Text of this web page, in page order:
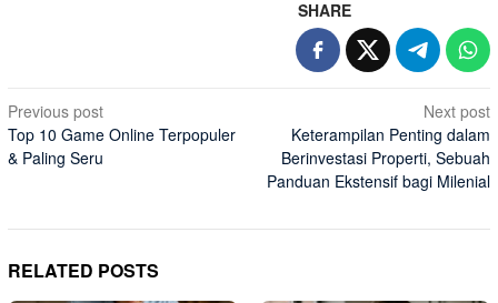
SHARE
Post
navigation
Previous post
Top 10 Game Online Terpopuler
& Paling Seru
Next post
Keterampilan Penting dalam
Berinvestasi Properti, Sebuah
Panduan Ekstensif bagi Milenial
RELATED POSTS